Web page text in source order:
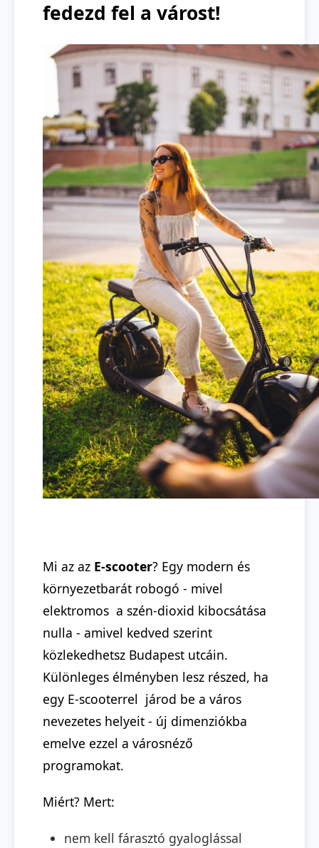
fedezd fel a várost!
Mi az az E-scooter? Egy modern és
környezetbarát robogó - mivel
elektromos a szén-dioxid kibocsátása
nulla - amivel kedved szerint
közlekedhetsz Budapest utcáin.
Különleges élményben lesz részed, ha
egy E-scooterrel járod be a város
nevezetes helyeit - új dimenziókba
emelve ezzel a városnéző
programokat.
Miért? Mert:
nem kell fárasztó gyaloglással